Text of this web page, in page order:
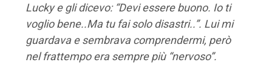
Lucky e gli dicevo: “Devi essere buono. Io ti
voglio bene..Ma tu fai solo disastri..”. Lui mi
guardava e sembrava comprendermi, però
nel frattempo era sempre più “nervoso”.